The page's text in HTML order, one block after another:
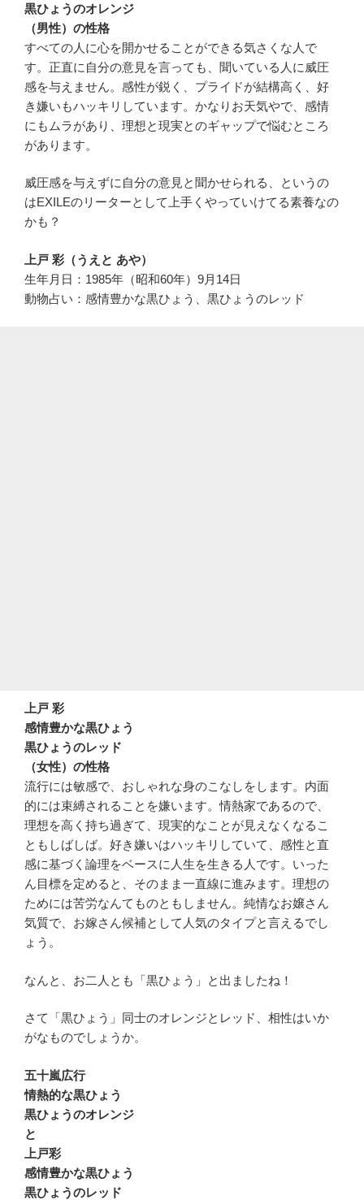
黒ひょうのオレンジ
（男性）の性格
すべての人に心を開かせることができる気さくな人で
す。正直に自分の意見を言っても、聞いている人に威圧
感を与えません。感性が鋭く、プライドが結構高く、好
き嫌いもハッキリしています。かなりお天気やで、感情
にもムラがあり、理想と現実とのギャップで悩むところ
があります。
威圧感を与えずに自分の意見と聞かせられる、というの
はEXILEのリーターとして上手くやっていけてる素養なの
かも？
上戸 彩（うえと あや）
生年月日：1985年（昭和60年）9月14日
動物占い：感情豊かな黒ひょう、黒ひょうのレッド
上戸 彩
感情豊かな黒ひょう
黒ひょうのレッド
（女性）の性格
流行には敏感で、おしゃれな身のこなしをします。内面
的には束縛されることを嫌います。情熱家であるので、
理想を高く持ち過ぎて、現実的なことが見えなくなるこ
ともしばしば。好き嫌いはハッキリしていて、感性と直
感に基づく論理をベースに人生を生きる人です。いった
ん目標を定めると、そのまま一直線に進みます。理想の
ためには苦労なんてものともしません。純情なお嬢さん
気質で、お嫁さん候補として人気のタイプと言えるでし
ょう。
なんと、お二人とも「黒ひょう」と出ましたね！
さて「黒ひょう」同士のオレンジとレッド、相性はいか
がなものでしょうか。
五十嵐広行
情熱的な黒ひょう
黒ひょうのオレンジ
と
上戸彩
感情豊かな黒ひょう
黒ひょうのレッド